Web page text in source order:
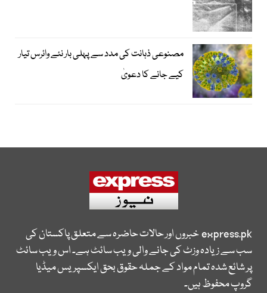
مصنوعی ذہانت کی مدد سے پہلی بار نئے وائرس تیار
کیے جانے کا دعویٰ
express.pkخبروں اور حالات حاضرہ سے متعلق پاکستان کی
سب سے زیادہ وزٹ کی جانے والی ویب سائٹ ہے۔ اس ویب سائٹ
پر شائع شدہ تمام مواد کے جملہ حقوق بحق ایکسپریس میڈیا
گروپ محفوظ ہیں۔